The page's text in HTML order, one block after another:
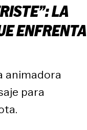
LA
ENFRENTA
animadora
para